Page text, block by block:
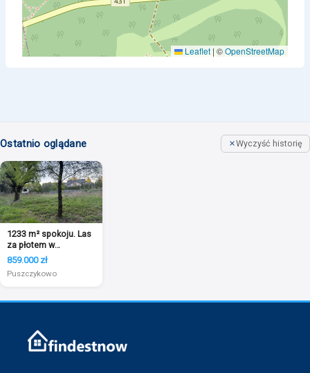
Leaflet | ©OpenStreetMap
Ostatnio oglądane Wyczyść historię
1233 m² spokoju. Las
za płotem w
Puszczykowie
859.000 zł
Puszczykowo